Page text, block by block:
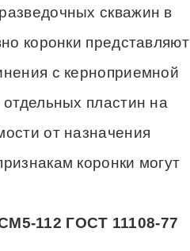
скважин в
коронки представляют
с керноприемной
пластин на
от назначения
коронки могут
112 ГОСТ 11108-77